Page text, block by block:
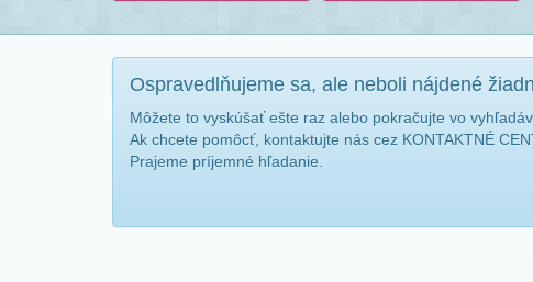
Ospravedlňujeme sa, ale neboli nájdené
Môžete to vyskúšať ešte raz alebo pokračujte vo
Ak chcete pomôcť, kontaktujte nás cez KONTAKTNÉ
Prajeme príjemné hľadanie.